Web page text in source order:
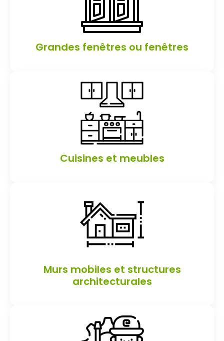
Grandes fenêtres ou fenêtres
Cuisines et meubles
Murs mobiles et structures
architecturales